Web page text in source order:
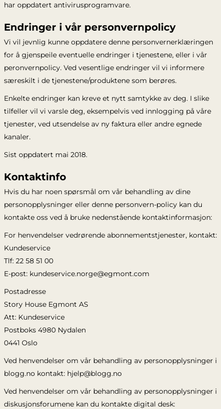
har oppdatert antivirusprogramvare.
Endringer i vår personvernpolicy
Vi vil jevnlig kunne oppdatere denne personvernerklæringen
for å gjenspeile eventuelle endringer i tjenestene, eller i vår
peronvernpolicy. Ved vesentlige endringer vil vi informere
særeskilt i de tjenestene/produktene som berøres.
Enkelte endringer kan kreve et nytt samtykke av deg. I slike
tilfeller vil vi varsle deg, eksempelvis ved innlogging på våre
tjenester, ved utsendelse av ny faktura eller andre egnede
kanaler.
Sist oppdatert mai 2018.
Kontaktinfo
Hvis du har noen spørsmål om vår behandling av dine
personopplysninger eller denne personvern-policy kan du
kontakte oss ved å bruke nedenstående kontaktinformasjon:
For henvendelser vedrørende abonnementstjenester, kontakt:
Kundeservice
Tlf: 22 58 51 00
E-post: kundeservice.norge@egmont.com
Postadresse
Story House Egmont AS
Att: Kundeservice
Postboks 4980 Nydalen
0441 Oslo
Ved henvendelser om vår behandling av personopplysninger i
blogg.no kontakt: hjelp@blogg.no
Ved henvendelser om vår behandling av personopplysninger i
diskusjonsforumene kan du kontakte digital desk: